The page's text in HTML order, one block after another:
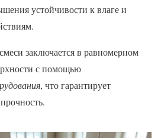
устойчивости к влаге и
заключается в равномерном
с помощью
, что гарантирует